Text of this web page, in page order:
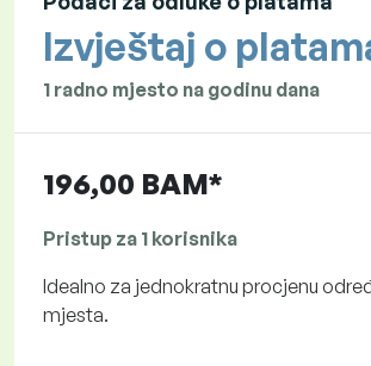
Izvještaj o
1 radno mjesto na godinu dana
196,00 BAM*
Pristup za 1 korisnika
Idealno za jednokratnu procjenu
mjesta.